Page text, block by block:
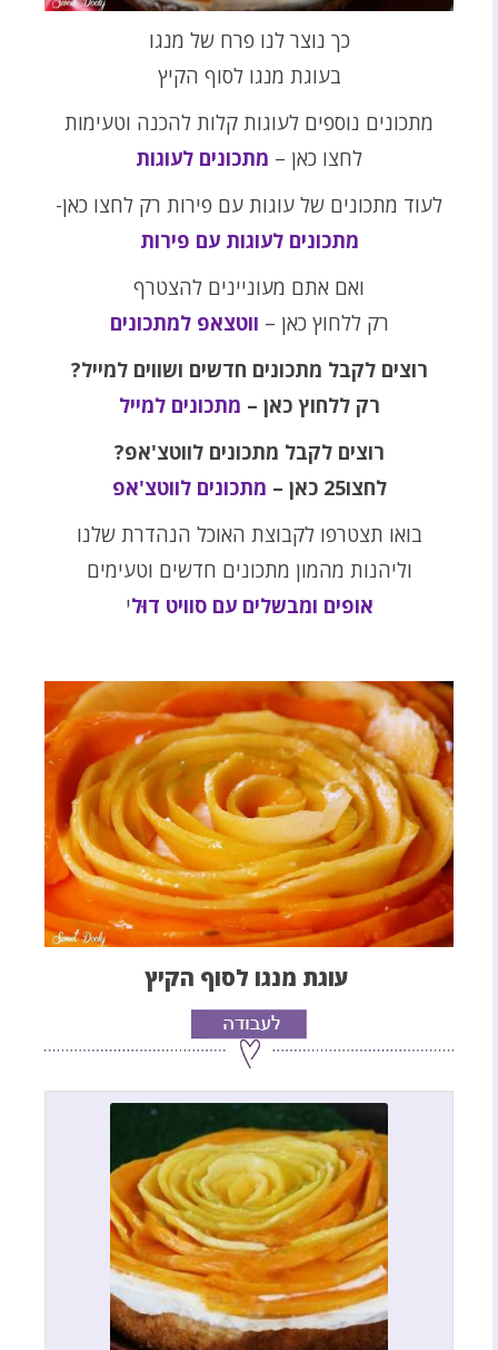
כך נוצר לנו פרח של מנגו
בעוגת מנגו לסוף הקיץ
מתכונים נוספים לעוגות קלות להכנה וטעימות
לחצו כאן – מתכונים לעוגות
לעוד מתכונים של עוגות עם פירות רק לחצו כאן-
מתכונים לעוגות עם פירות
ואם אתם מעוניינים להצטרף
רק ללחוץ כאן – ווטצאפ למתכונים
רוצים לקבל מתכונים חדשים ושווים למייל?
רק ללחוץ כאן – מתכונים למייל
רוצים לקבל מתכונים לווטצ'אפ?
לחצו25 כאן –
מתכונים לווטצ'אפ
בואו תצטרפו לקבוצת האוכל הנהדרת שלנו
וליהנות מהמון מתכונים חדשים וטעימים
אופים ומבשלים עם סוויט דוּלי
עוגת מנגו לסוף הקיץ